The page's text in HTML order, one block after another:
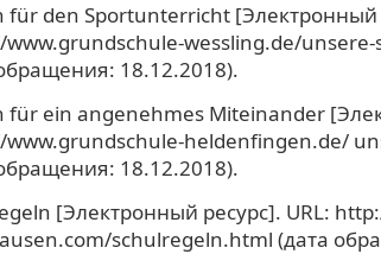
für den Sportunterricht [Электронный
wessling.de/
18.12.2018).
für ein angenehmes Miteinander
heldenfingen.de/
18.12.2018).
[Электронный ресурс]. URL:
schulregeln.html (дата